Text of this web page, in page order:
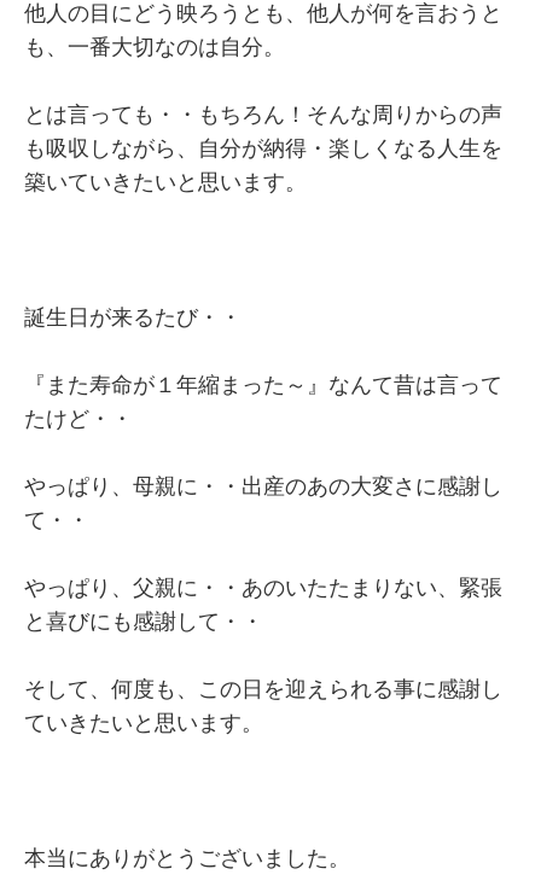
他人の目にどう映ろうとも、他人が何を言おうと
も、一番大切なのは自分。
とは言っても・・もちろん！そんな周りからの声
も吸収しながら、自分が納得・楽しくなる人生を
築いていきたいと思います。
誕生日が来るたび・・
『また寿命が１年縮まった～』なんて昔は言って
たけど・・
やっぱり、母親に・・出産のあの大変さに感謝し
て・・
やっぱり、父親に・・あのいたたまりない、緊張
と喜びにも感謝して・・
そして、何度も、この日を迎えられる事に感謝し
ていきたいと思います。
本当にありがとうございました。